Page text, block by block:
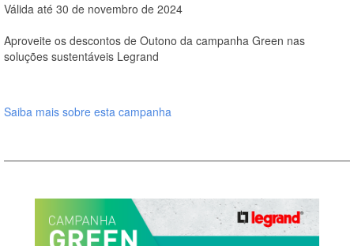
Válida até 30 de novembro de 2024
Aproveite os descontos de Outono da campanha Green nas
soluções sustentáveis Legrand
Saiba mais sobre esta campanha